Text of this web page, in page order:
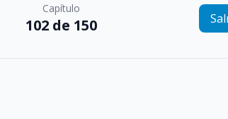
Capítulo
102 de 150